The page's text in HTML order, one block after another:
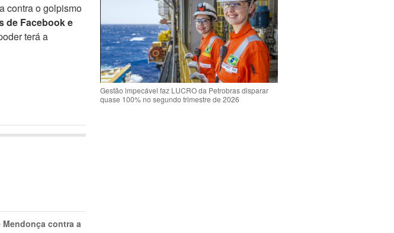
contra o golpismo
de Facebook e
terá a
contra a
Gestão impecável faz LUCRO da Petrobras disparar
quase 100% no segundo trimestre de 2026